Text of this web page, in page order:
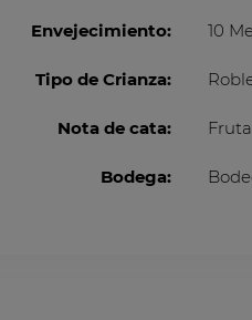
Envejecimiento: 10
Tipo de Crianza:
Nota de cata:
Bodega: